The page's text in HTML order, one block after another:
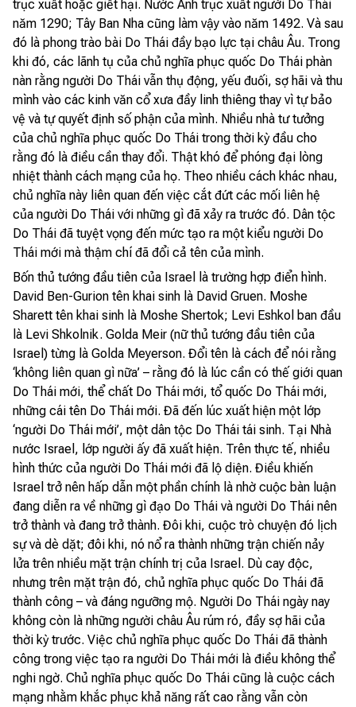
trục xuất hoặc giết hại. Nước Anh trục xuất người Do Thái
năm 1290; Tây Ban Nha cũng làm vậy vào năm 1492. Và sau
đó là phong trào bài Do Thái đầy bạo lực tại châu Âu. Trong
khi đó, các lãnh tụ của chủ nghĩa phục quốc Do Thái phàn
nàn rằng người Do Thái vẫn thụ động, yếu đuối, sợ hãi và thu
mình vào các kinh văn cổ xưa đầy linh thiêng thay vì tự bảo
vệ và tự quyết định số phận của mình. Nhiều nhà tư tưởng
của chủ nghĩa phục quốc Do Thái trong thời kỳ đầu cho
rằng đó là điều cần thay đổi. Thật khó để phóng đại lòng
nhiệt thành cách mạng của họ. Theo nhiều cách khác nhau,
chủ nghĩa này liên quan đến việc cắt đứt các mối liên hệ
của người Do Thái với những gì đã xảy ra trước đó. Dân tộc
Do Thái đã tuyệt vọng đến mức tạo ra một kiểu người Do
Thái mới mà thậm chí đã đổi cả tên của mình.
Bốn thủ tướng đầu tiên của Israel là trường hợp điển hình.
David Ben-Gurion tên khai sinh là David Gruen. Moshe
Sharett tên khai sinh là Moshe Shertok; Levi Eshkol ban đầu
là Levi Shkolnik. Golda Meir (nữ thủ tướng đầu tiên của
Israel) từng là Golda Meyerson. Đổi tên là cách để nói rằng
‘không liên quan gì nữa’ – rằng đó là lúc cần có thế giới quan
Do Thái mới, thể chất Do Thái mới, tổ quốc Do Thái mới,
những cái tên Do Thái mới. Đã đến lúc xuất hiện một lớp
‘người Do Thái mới’, một dân tộc Do Thái tái sinh. Tại Nhà
nước Israel, lớp người ấy đã xuất hiện. Trên thực tế, nhiều
hình thức của người Do Thái mới đã lộ diện. Điều khiến
Israel trở nên hấp dẫn một phần chính là nhờ cuộc bàn luận
đang diễn ra về những gì đạo Do Thái và người Do Thái nên
trở thành và đang trở thành. Đôi khi, cuộc trò chuyện đó lịch
sự và dè dặt; đôi khi, nó nổ ra thành những trận chiến nảy
lửa trên nhiều mặt trận chính trị của Israel. Dù cay độc,
nhưng trên mặt trận đó, chủ nghĩa phục quốc Do Thái đã
thành công – và đáng ngưỡng mộ. Người Do Thái ngày nay
không còn là những người châu Âu rúm ró, đầy sợ hãi của
thời kỳ trước. Việc chủ nghĩa phục quốc Do Thái đã thành
công trong việc tạo ra người Do Thái mới là điều không thể
nghi ngờ. Chủ nghĩa phục quốc Do Thái cũng là cuộc cách
mạng nhằm khắc phục khả năng rất cao rằng vẫn còn